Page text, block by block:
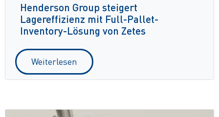
Henderson Group steigert
Lagereffizienz mit Full-Pallet-
Inventory-Lösung von Zetes
Weiterlesen